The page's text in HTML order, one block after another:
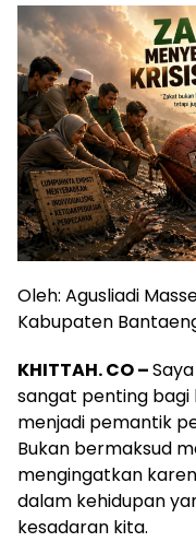
Oleh: Agusliadi
Kabupaten
KHITTAH. CO –
sangat penting bagi
menjadi pemantik
Bukan bermaksud
mengingatkan
dalam kehidupan
kesadaran kita.